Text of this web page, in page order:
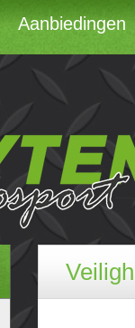
Aanbiedingen